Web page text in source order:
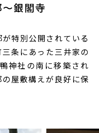
銀閣寺
特別公開されている
条にあった三井家の
神社の南に移築され
屋敷構えが良好に保